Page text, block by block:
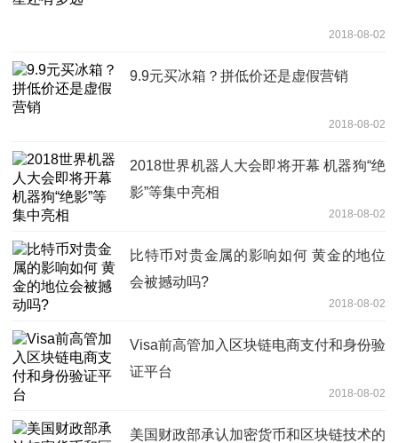
2018-08-02
9.9元买冰箱？拼低价还是虚假营销
2018-08-02
2018世界机器人大会即将开幕 机器狗“绝
影”等集中亮相
2018-08-02
比特币对贵金属的影响如何 黄金的地位
会被撼动吗?
2018-08-02
Visa前高管加入区块链电商支付和身份验
证平台
2018-08-02
美国财政部承认加密货币和区块链技术的